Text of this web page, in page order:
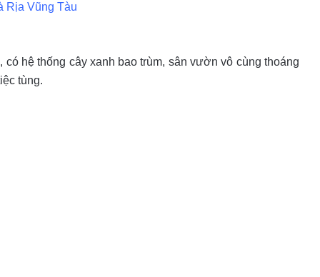
Rịa Vũng Tàu
hệ thống cây xanh bao trùm, sân vườn vô cùng thoáng
tùng.